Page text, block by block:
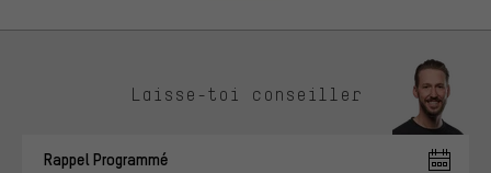
Laisse-toi conseiller
Rappel Programmé
Des offres plus adaptées
Au lieu de pubs au hasard, nous afficherons des offres plus
intérêts et à te présenter des offres et des conseils sur mesure.